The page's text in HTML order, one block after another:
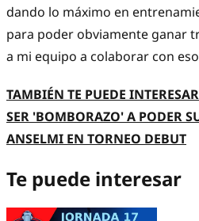
dando lo máximo en
para poder obviamente ganar
a mi equipo a colaborar con
TAMBIÉN TE PUEDE
SER 'BOMBORAZO' A PODER
ANSELMI EN TORNEO DEBUT
Te puede interesar